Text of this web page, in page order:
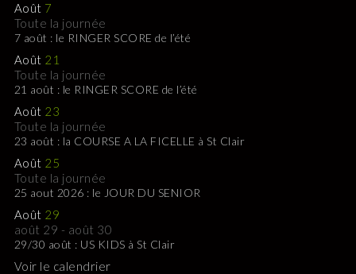
Août 7
Toute la journée
7 août : le RINGER SCORE de l’été
Août 21
Toute la journée
21 août : le RINGER SCORE de l’été
Août 23
Toute la journée
23 août : la COURSE A LA FICELLE à St Clair
Août 25
Toute la journée
25 aout 2026 : le JOUR DU SENIOR
Août 29
août 29 - août 30
29/30 août : US KIDS à St Clair
Voir le calendrier